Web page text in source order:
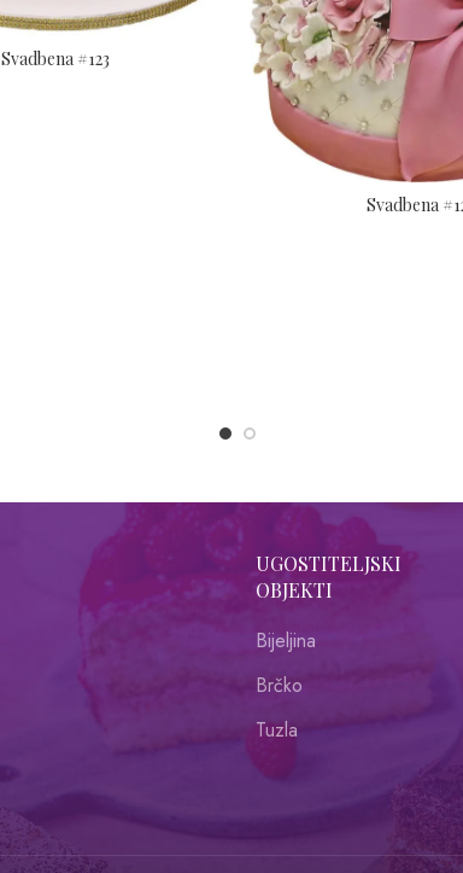
Svadbena #123
Svadbena
UGOSTITELJSKI
OBJEKTI
Bijeljina
Brčko
Tuzla